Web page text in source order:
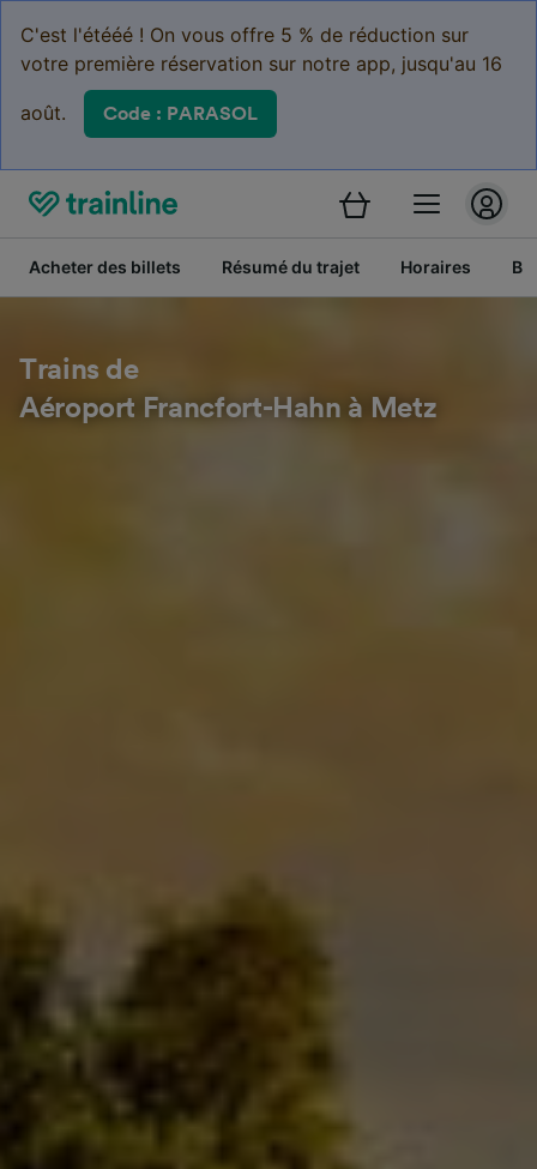
C'est l'étééé ! On vous offre 5 % de réduction sur
votre première réservation sur notre app, jusqu'au 16
août. Code : PARASOL
Acheter des billets Résumé du trajet Horaires
Trains de
Aéroport Francfort-Hahn à Metz